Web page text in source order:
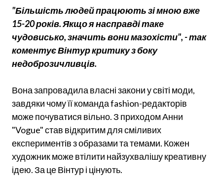
"Більшість людей працюють зі мною вже
15-20 років. Якщо я насправді таке
чудовисько, значить вони мазохісти", - так
коментує Вінтур критику з боку
недоброзичливців.
Вона запровадила власні закони у світі моди,
завдяки чому її команда fashion-редакторів
може почуватися вільно. З приходом Анни
"Vogue" став відкритим для сміливих
експериментів з образами та темами. Кожен
художник може втілити найзухвалішу креативну
ідею. За це Вінтур і цінують.